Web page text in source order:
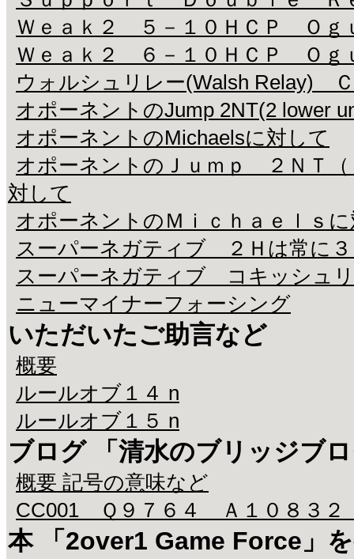
Ｗｅａｋ２ ５－１０ＨＣＰ Ｏｇ
Ｗｅａｋ２ ６－１０ＨＣＰ Ｏｇ
ウォルシュリレー(Walsh Relay)
オポーネントのJump 2NT(2 lower
オポーネントのMichaelsに対して
オポーネントのＪｕｍｐ ２ＮＴ
対して
オポーネントのＭｉｃｈａｅｌｓ
スーパーネガティブ ２Ｈは常に３
スーパーネガティブ コキッシュ
ニューマイナーフォーシング
いただいたご助言など
概要
ルールオブ１４ n
ルールオブ１５ n
ブログ 「清水のブリッジブ
概要 記号の意味など
CC001 Ｑ９７６４ Ａ１０８３
本 「2over1 Game Force」